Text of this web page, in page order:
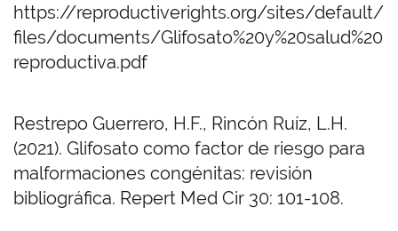
https://reproductiverights.org/sites/default/
files/documents/Glifosato%20y%20salud%20
reproductiva.pdf
Restrepo Guerrero, H.F., Rincón Ruíz, L.H.
(2021). Glifosato como factor de riesgo para
malformaciones congénitas: revisión
bibliográfica. Repert Med Cir 30: 101-108.